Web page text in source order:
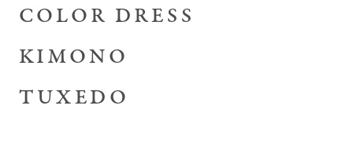
COLOR DRESS
KIMONO
TUXEDO